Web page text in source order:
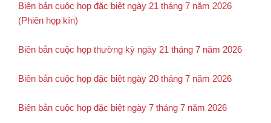
Biên bản cuộc họp đặc biệt ngày 21 tháng 7 năm 2026
(Phiên họp kín)
Biên bản cuộc họp thường kỳ ngày 21 tháng 7 năm 2026
Biên bản cuộc họp đặc biệt ngày 20 tháng 7 năm 2026
Biên bản cuộc họp đặc biệt ngày 7 tháng 7 năm 2026